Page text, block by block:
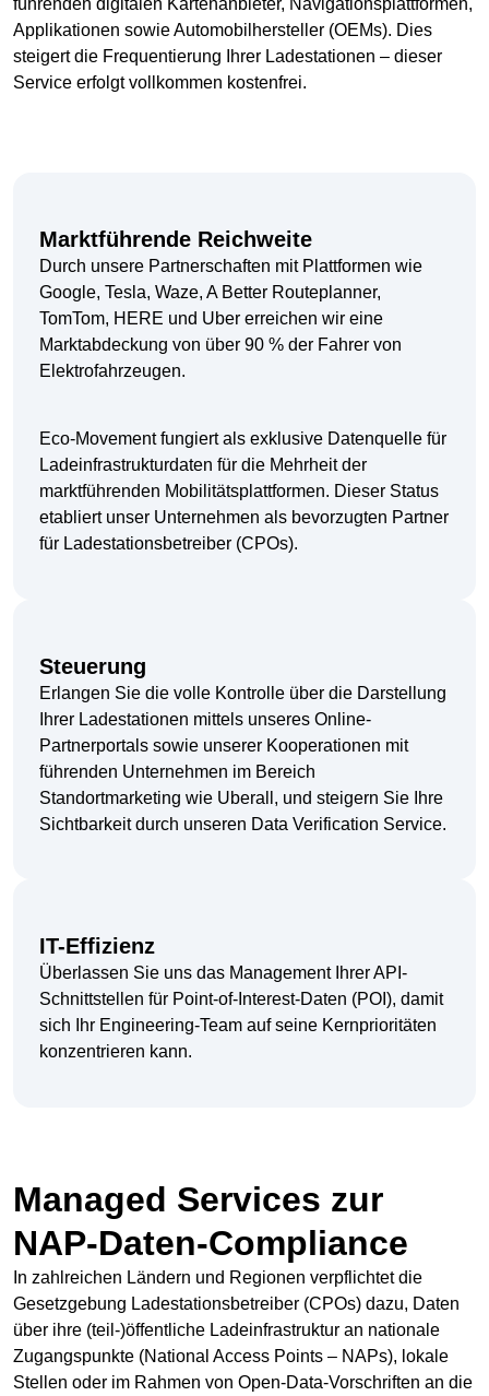
Applikationen sowie Automobilhersteller (OEMs). Dies
steigert die Frequentierung Ihrer Ladestationen – dieser
Service erfolgt vollkommen kostenfrei.
Marktführende Reichweite
Durch unsere Partnerschaften mit Plattformen wie
Google, Tesla, Waze, A Better Routeplanner,
TomTom, HERE und Uber erreichen wir eine
Marktabdeckung von über 90 % der Fahrer von
Elektrofahrzeugen.
Eco-Movement fungiert als exklusive Datenquelle für
Ladeinfrastrukturdaten für die Mehrheit der
marktführenden Mobilitätsplattformen. Dieser Status
etabliert unser Unternehmen als bevorzugten Partner
für Ladestationsbetreiber (CPOs).
Steuerung
Erlangen Sie die volle Kontrolle über die Darstellung
Ihrer Ladestationen mittels unseres Online-
Partnerportals sowie unserer Kooperationen mit
führenden Unternehmen im Bereich
Standortmarketing wie Uberall, und steigern Sie Ihre
Sichtbarkeit durch unseren Data Verification Service.
IT-Effizienz
Überlassen Sie uns das Management Ihrer API-
Schnittstellen für Point-of-Interest-Daten (POI), damit
sich Ihr Engineering-Team auf seine Kernprioritäten
konzentrieren kann.
Managed Services zur
NAP-Daten-Compliance
In zahlreichen Ländern und Regionen verpflichtet die
Gesetzgebung Ladestationsbetreiber (CPOs) dazu, Daten
über ihre (teil-)öffentliche Ladeinfrastruktur an nationale
Zugangspunkte (National Access Points – NAPs), lokale
Stellen oder im Rahmen von Open-Data-Vorschriften an die